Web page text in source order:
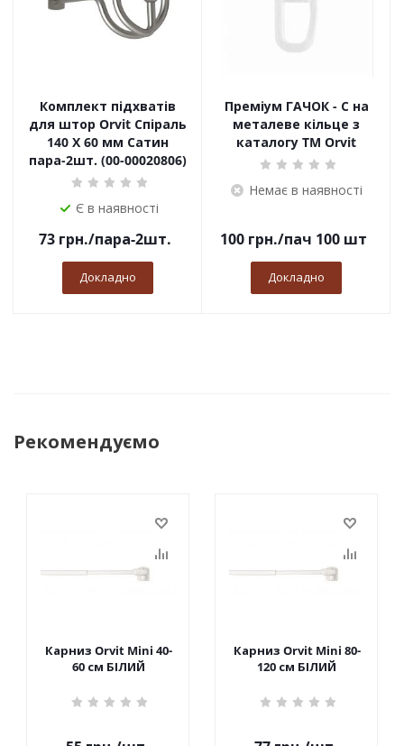
Комплект підхватів
для штор Orvit Спіраль
140 Х 60 мм Сатин
пара-2шт. (00-00020806)
Є в наявності
73грн./пара-2шт.
Докладно
Преміум ГАЧОК - С на
металеве кільце з
каталогу TM Orvit
Немає в наявності
100грн./пач 100 шт
Докладно
Рекомендуємо
Карниз Orvit Mini 40-
60 см БІЛИЙ
Карниз Orvit Mini 80-
120 см БІЛИЙ